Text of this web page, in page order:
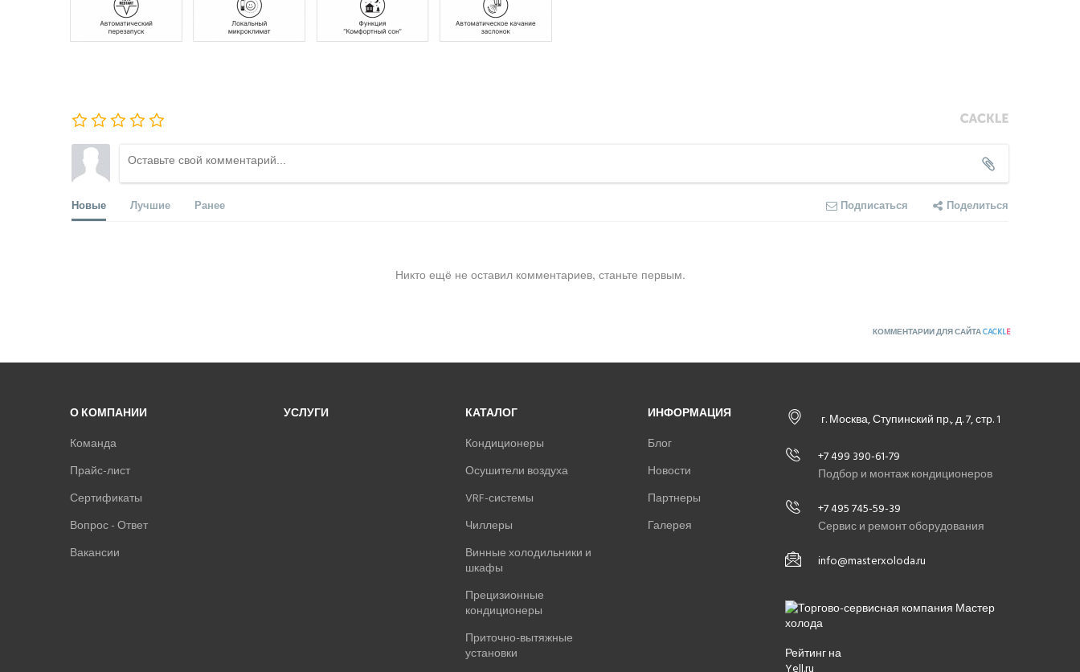
Новые Лучшие Ранее Подписаться Поделиться
Никто ещё не оставил комментариев, станьте первым.
КОММЕНТАРИИ ДЛЯ САЙТАCACKLE
О КОМПАНИИ
Команда
Прайс-лист
Сертификаты
Вопрос - Ответ
Вакансии
УСЛУГИ
КАТАЛОГ
Кондиционеры
Осушители воздуха
VRF-системы
Чиллеры
Винные холодильники и
шкафы
Прецизионные
кондиционеры
Приточно-вытяжные
установки
ИНФОРМАЦИЯ
Блог
Новости
Партнеры
Галерея
г. Москва, Ступинский пр., д. 7, стр. 1
+7 499 390-61-79
Подбор и монтаж кондиционеров
+7 495 745-59-39
Сервис и ремонт оборудования
info@masterxoloda.ru
Рейтинг на
Yell.ru